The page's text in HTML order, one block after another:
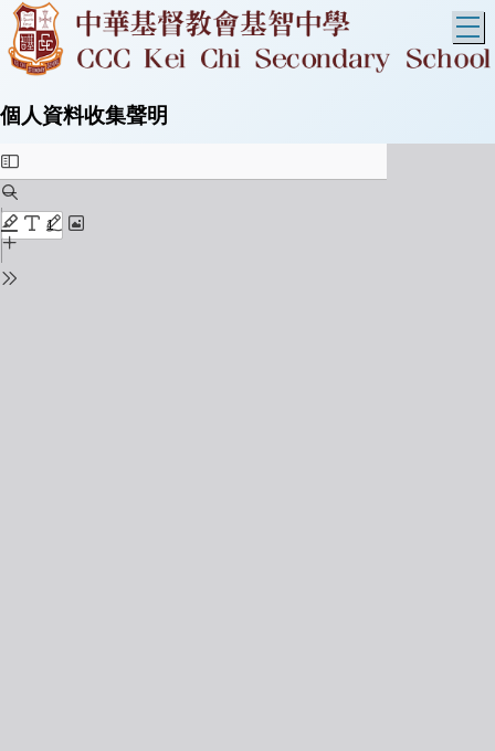
個人資料收集聲明